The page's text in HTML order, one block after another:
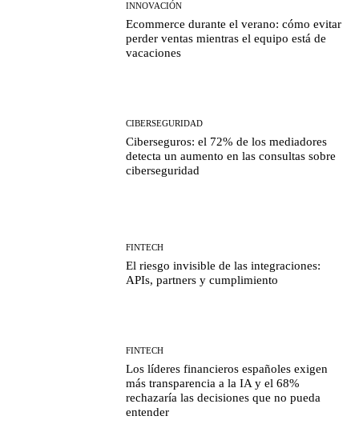
INNOVACIÓN
Ecommerce durante el verano: cómo evitar
perder ventas mientras el equipo está de
vacaciones
CIBERSEGURIDAD
Ciberseguros: el 72% de los mediadores
detecta un aumento en las consultas sobre
ciberseguridad
FINTECH
El riesgo invisible de las integraciones:
APIs, partners y cumplimiento
FINTECH
Los líderes financieros españoles exigen
más transparencia a la IA y el 68%
rechazaría las decisiones que no pueda
entender